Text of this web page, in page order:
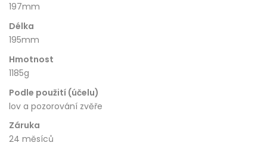
197mm
Délka
195mm
Hmotnost
1185g
Podle použití (účelu)
lov a pozorování zvěře
Záruka
24 měsíců